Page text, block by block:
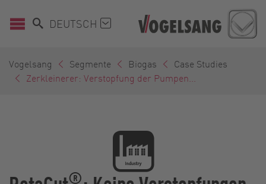
DEUTSCH
Vogelsang Segmente Biogas
Case Studies
Zerkleinerer: Verstopfung der Pumpen...
®